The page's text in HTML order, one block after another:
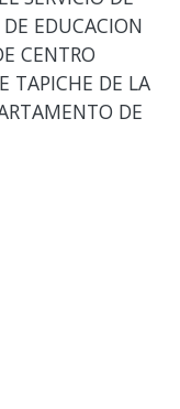
EDUCACION
CENTRO
TAPICHE DE LA
DE